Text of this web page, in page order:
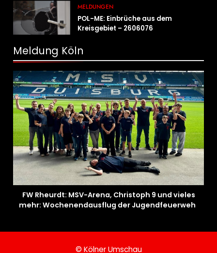
MELDUNGEN
POL-ME: Einbrüche aus dem
Kreisgebiet – 2606076
Meldung Köln
FW Rheurdt: MSV-Arena, Christoph 9 und vieles
mehr: Wochenendausflug der Jugendfeuerwehr
© Kölner Umschau